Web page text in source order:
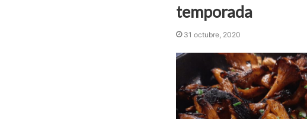
temporada
31 octubre, 2020